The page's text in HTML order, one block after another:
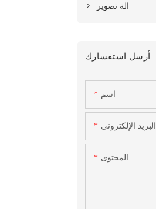
الة تصوير
أرسل استفسارك
اسم
البريد الإلكتروني
المحتوى